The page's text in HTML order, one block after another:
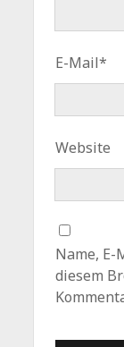
E-Mail*
Website
Name, E-
diesem